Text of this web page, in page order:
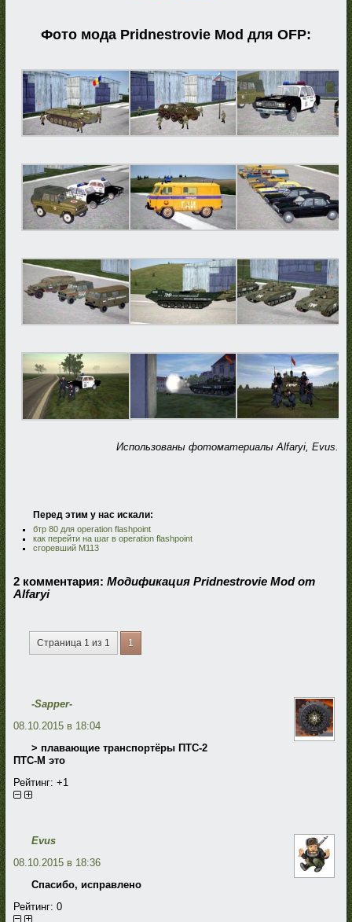
Фото мода Pridnestrovie Mod для OFP:
Использованы фотоматериалы Alfaryi, Evus.
Перед этим у нас искали:
бтр 80 для operation flashpoint
как перейти на шаг в operation flashpoint
сгоревший М113
2 комментария: Модификация Pridnestrovie Mod от
Alfaryi
Страница 1 из 1 1
-Sapper-
08.10.2015 в 18:04
> плавающие транспортёры ПТС-2
ПТС-М это
Рейтинг: +1
Evus
08.10.2015 в 18:36
Спасибо, исправлено
Рейтинг: 0